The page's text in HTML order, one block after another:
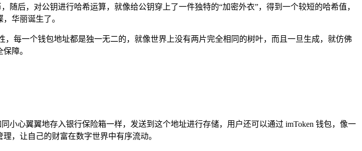
后，对公钥进行哈希运算，就像给公钥穿上了一件独特的“加密外衣”，得到一个较短的哈希值，
华丽诞生了。
每一个钱包地址都是独一无二的，就像世界上没有两片完全相同的树叶，而且一旦生成，就仿佛
障。
小心翼翼地存入银行保险箱一样，发送到这个地址进行存储，用户还可以通过 imToken 钱包，像一
，让自己的财富在数字世界中有序流动。